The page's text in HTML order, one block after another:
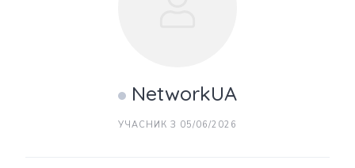
NetworkUA
УЧАСНИК З 05/06/2026